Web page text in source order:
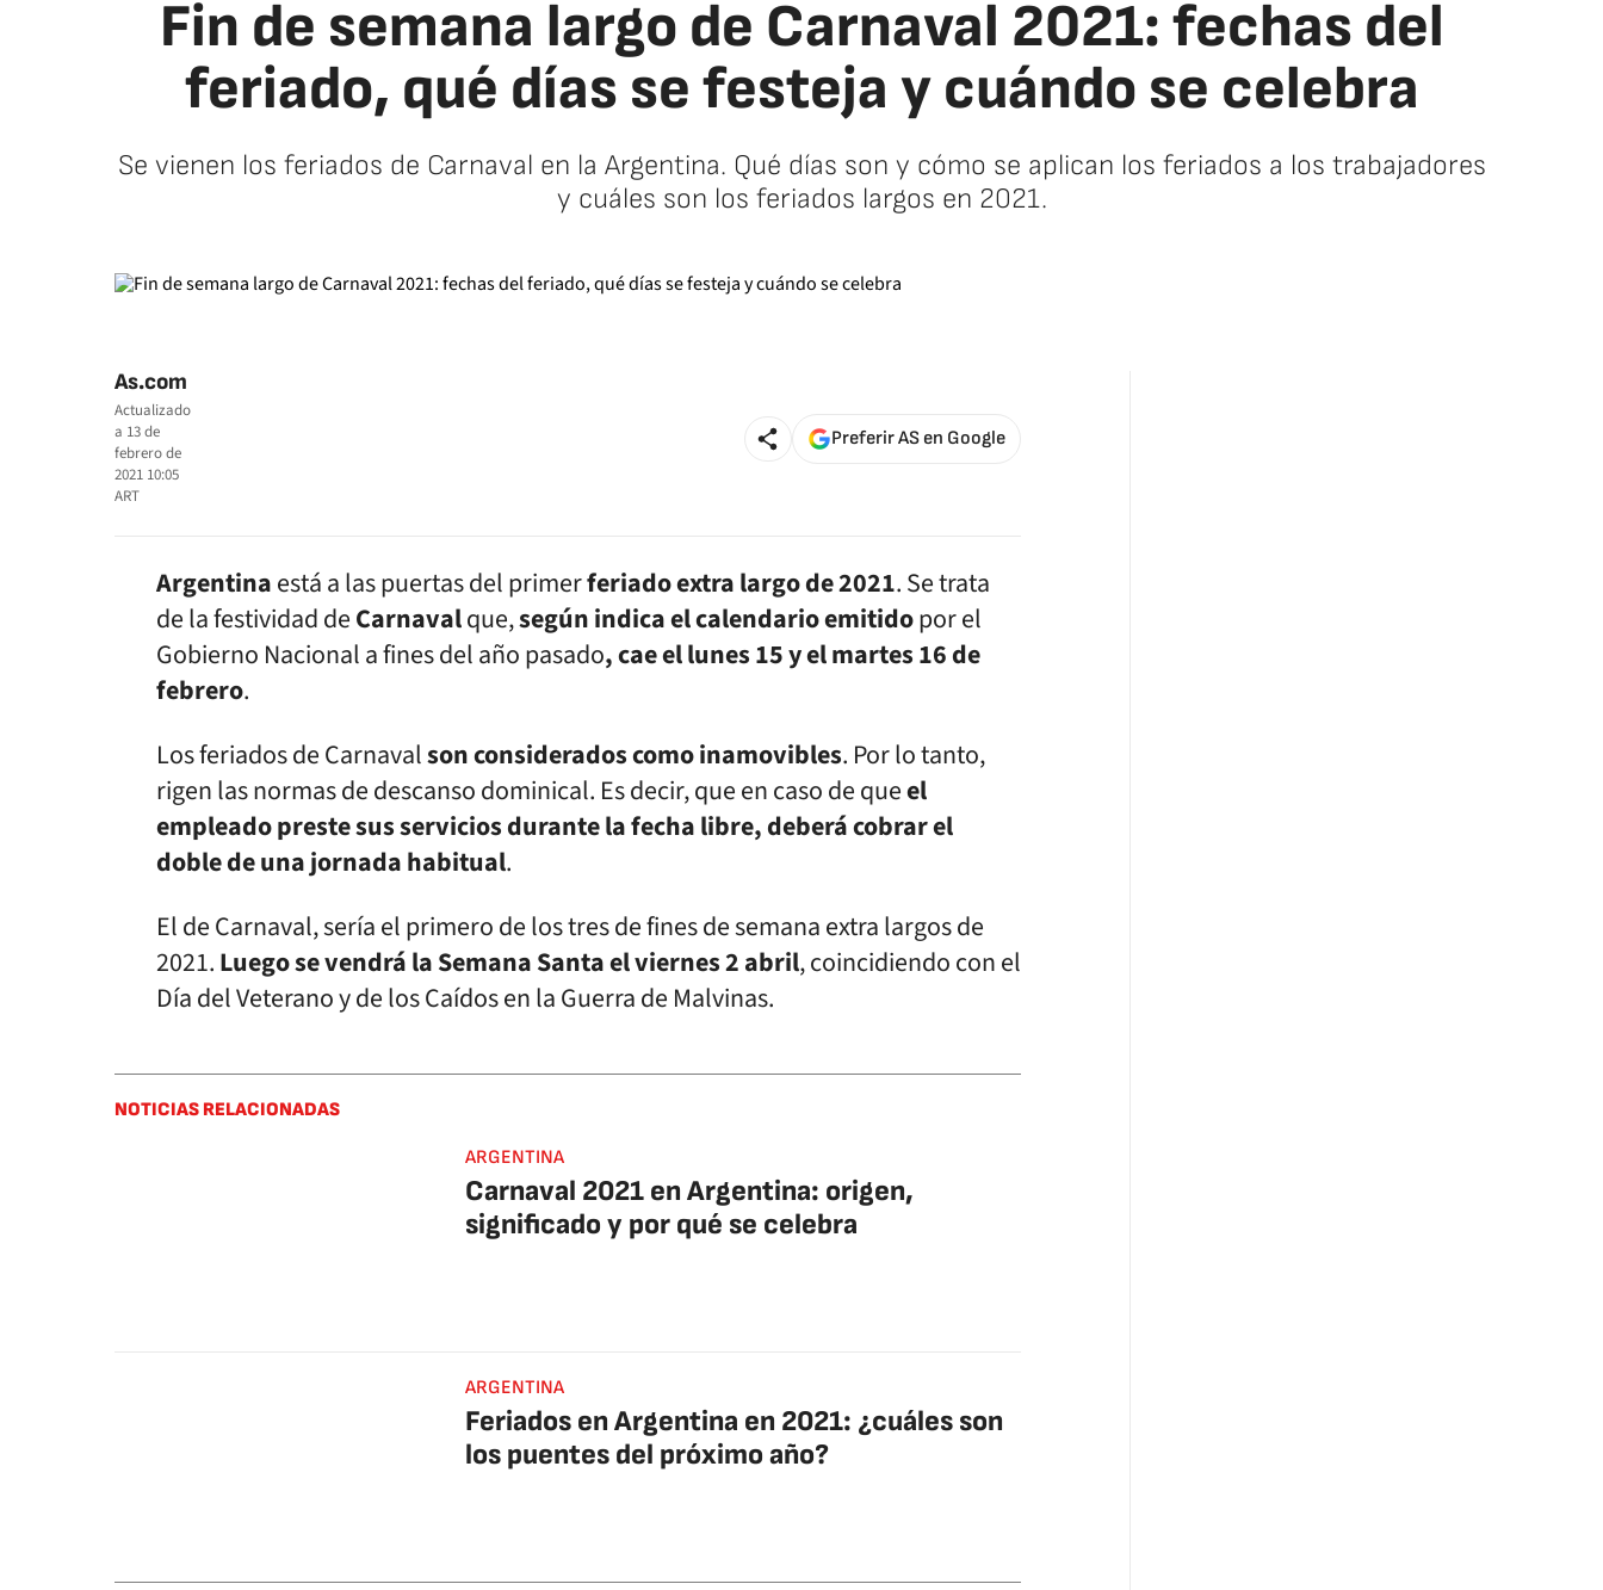
Fin de semana largo de Carnaval 2021: fechas del
feriado, qué días se festeja y cuándo se celebra
Se vienen los feriados de Carnaval en la Argentina. Qué días son y cómo se aplican los feriados a los trabajadores
y cuáles son los feriados largos en 2021.
As.com
Actualizado
a 13 de
febrero de
2021 10:05
ART
Preferir AS en Google
Argentinaestá a las puertas del primerferiado extra largo de 2021. Se trata
de la festividad deCarnavalque,según indica el calendario emitidopor el
Gobierno Nacional a fines del año pasado, cae el lunes 15 y el martes 16 de
febrero.
Los feriados de Carnavalson considerados como inamovibles. Por lo tanto,
rigen las normas de descanso dominical. Es decir, que en caso de queel
empleado preste sus servicios durante la fecha libre, deberá cobrar el
doble de una jornada habitual.
El de Carnaval, sería el primero de los tres de fines de semana extra largos de
2021.Luego se vendrá la Semana Santa el viernes 2 abril, coincidiendo con el
Día del Veterano y de los Caídos en la Guerra de Malvinas.
NOTICIAS RELACIONADAS
ARGENTINA
Carnaval 2021 en Argentina: origen,
significado y por qué se celebra
ARGENTINA
Feriados en Argentina en 2021: ¿cuáles son
los puentes del próximo año?